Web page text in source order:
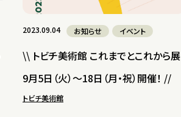
2023.09.04 お知らせ イベント
\\ トビチ美術館 これまでとこれから展
9月5日（火）〜18日（月・祝）開催！ //
トビチ美術館